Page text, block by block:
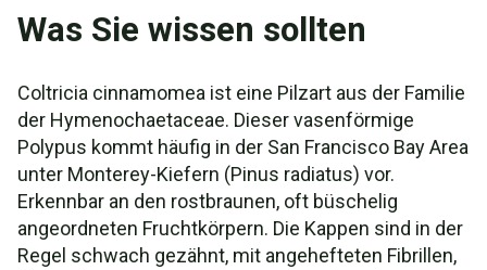
Was Sie wissen sollten
Coltricia cinnamomea ist eine Pilzart aus der Familie
der Hymenochaetaceae. Dieser vasenförmige
Polypus kommt häufig in der San Francisco Bay Area
unter Monterey-Kiefern (Pinus radiatus) vor.
Erkennbar an den rostbraunen, oft büschelig
angeordneten Fruchtkörpern. Die Kappen sind in der
Regel schwach gezähnt, mit angehefteten Fibrillen,